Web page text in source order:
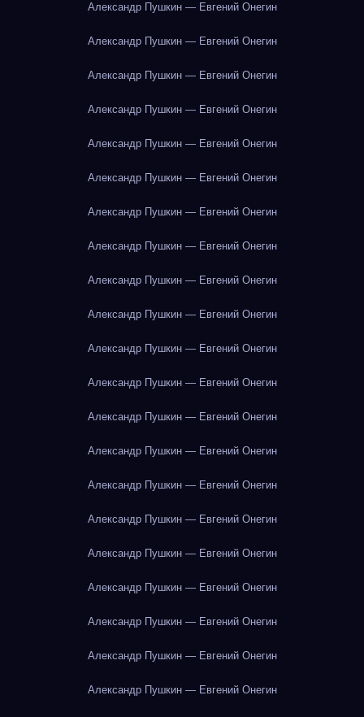
Александр Пушкин — Евгений Онегин
Александр Пушкин — Евгений Онегин
Александр Пушкин — Евгений Онегин
Александр Пушкин — Евгений Онегин
Александр Пушкин — Евгений Онегин
Александр Пушкин — Евгений Онегин
Александр Пушкин — Евгений Онегин
Александр Пушкин — Евгений Онегин
Александр Пушкин — Евгений Онегин
Александр Пушкин — Евгений Онегин
Александр Пушкин — Евгений Онегин
Александр Пушкин — Евгений Онегин
Александр Пушкин — Евгений Онегин
Александр Пушкин — Евгений Онегин
Александр Пушкин — Евгений Онегин
Александр Пушкин — Евгений Онегин
Александр Пушкин — Евгений Онегин
Александр Пушкин — Евгений Онегин
Александр Пушкин — Евгений Онегин
Александр Пушкин — Евгений Онегин
Александр Пушкин — Евгений Онегин